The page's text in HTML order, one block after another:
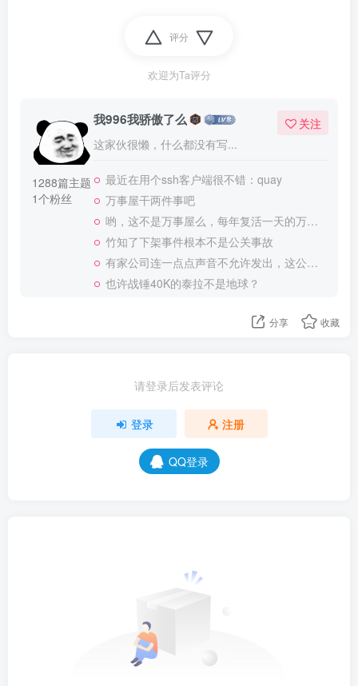
评分
欢迎为Ta评分
1288篇主题
1个粉丝
我996我骄傲了么
这家伙很懒，什么都没有写...
关注
最近在用个ssh客户端很不错：quay
万事屋干两件事吧
哟，这不是万事屋么，每年复活一天的万事屋
竹知了下架事件根本不是公关事故
有家公司连一点点声音不允许发出，这公司做大了就是我国乃至全世界的灾难
也许战锤40K的泰拉不是地球？
分享 收藏
请登录后发表评论
登录 注册
QQ登录